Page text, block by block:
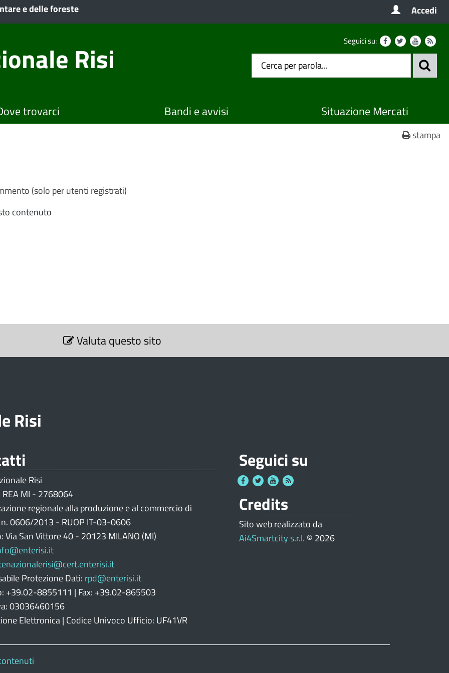
e delle foreste Accedi
Risi Seguici su:
trovarci Bandi e avvisi Situazione Mercati
stampa
(solo per utenti registrati)
contenuto
Valuta questo sito
Risi
Risi
MI - 2768064
regionale alla produzione e al commercio di
0606/2013 - RUOP IT-03-0606
Via San Vittore 40 - 20123 MILANO (MI)
Protezione Dati: rpd@enterisi.it
+39.02-8855111 | Fax: +39.02-865503
03036460156
Elettronica | Codice Univoco Ufficio: UF41VR
Seguici su
Credits
Sito web realizzato da
Ai4Smartcity s.r.l. © 2026